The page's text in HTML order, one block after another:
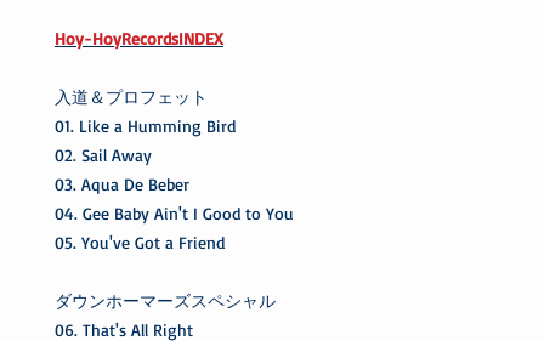
Hoy-HoyRecordsINDEX
入道＆プロフェット
01. Like a Humming Bird
02. Sail Away
03. Aqua De Beber
04. Gee Baby Ain't I Good to You
05. You've Got a Friend
ダウンホーマーズスペシャル
06. That's All Right